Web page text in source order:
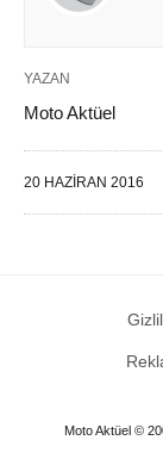
YAZAN
Moto Aktüel
20 HAZIRAN 2016
Moto Aktüel ©